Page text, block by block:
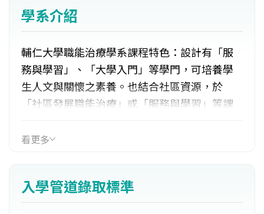
學系介紹
輔仁大學職能治療學系課程特色：設計有「服
務與學習」、「大學入門」等學門，可培養學
生人文與關懷之素養。也結合社區資源，於
「社區發展職能治療」或「服務與學習」等課
社區機構學習。課程具有次領域課程規劃之特
「研究」等次領域能力。於在校時有機會參與
學術研討會活動與專業性發表如音樂治療或職
看更多
入學管道錄取標準